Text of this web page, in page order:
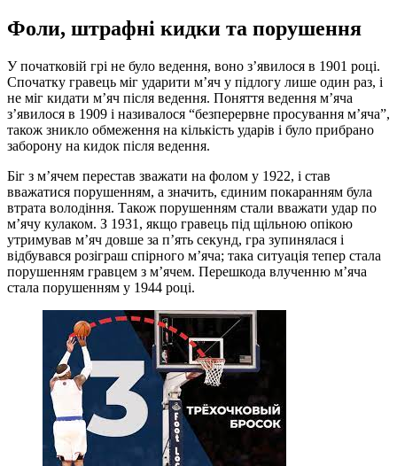
Фоли, штрафні кидки та порушення
У початковій грі не було ведення, воно з’явилося в 1901 році.
Спочатку гравець міг ударити м’яч у підлогу лише один раз, і
не міг кидати м’яч після ведення. Поняття ведення м’яча
з’явилося в 1909 і називалося “безперервне просування м’яча”,
також зникло обмеження на кількість ударів і було прибрано
заборону на кидок після ведення.
Біг з м’ячем перестав зважати на фолом у 1922, і став
вважатися порушенням, а значить, єдиним покаранням була
втрата володіння. Також порушенням стали вважати удар по
м’ячу кулаком. З 1931, якщо гравець під щільною опікою
утримував м’яч довше за п’ять секунд, гра зупинялася і
відбувався розіграш спірного м’яча; така ситуація тепер стала
порушенням гравцем з м’ячем. Перешкода влученню м’яча
стала порушенням у 1944 році.